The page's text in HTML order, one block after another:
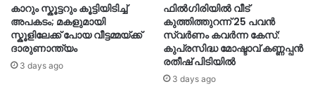
കാറും സ്കൂട്ടറും കൂട്ടിയിടിച്ച്
അപകടം; മകളുമായി
സ്കൂളിലേക്ക് പോയ വീട്ടമ്മയ്ക്ക്
ദാരുണാന്ത്യം
3 days ago
ഫിൽഗിരിയിൽ വീട്
കുത്തിത്തുറന്ന് 25 പവൻ
സ്വർണം കവർന്ന കേസ്:
കുപ്രസിദ്ധ മോഷ്ടാവ് കണ്ണപ്പൻ
രതീഷ് പിടിയിൽ
3 days ago